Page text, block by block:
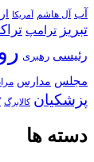
آب آل هاشم آمریکا
تبریز ترامپ
رئیسی رهبری
مجلس مدارس
پزشکیان کالابرگ
دسته ها